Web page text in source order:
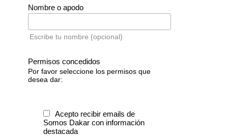
Nombre o apodo
Escribe tu nombre (opcional)
Permisos concedidos
Por favor seleccione los permisos que
desea dar:
Acepto recibir emails de
Somos Dakar con información
destacada